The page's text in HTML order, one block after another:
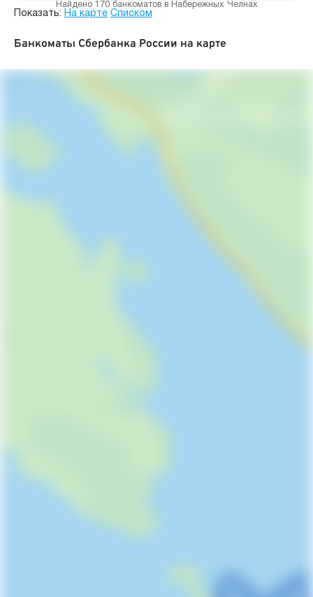
Найдено 170 банкоматов в Набережных Челнах
Показать: На карте Списком
Банкоматы Сбербанка России на карте